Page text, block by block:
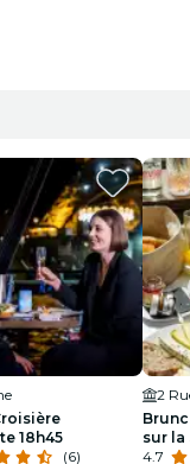
18h45
(6)
2
sur la
4.7